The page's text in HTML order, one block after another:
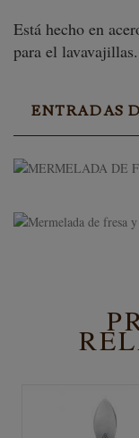
Está hecho en
para el lavavajillas.
ENTRADAS